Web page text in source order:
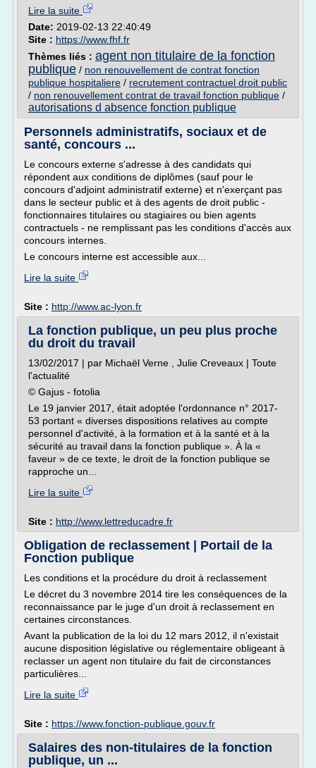
Lire la suite
Date: 2019-02-13 22:40:49
Site : https://www.fhf.fr
Thèmes liés : agent non titulaire de la fonction
publique / non renouvellement de contrat fonction
publique hospitaliere / recrutement contractuel droit public
/ non renouvellement contrat de travail fonction publique /
autorisations d absence fonction publique
Personnels administratifs, sociaux et de
santé, concours ...
Le concours externe s'adresse à des candidats qui
répondent aux conditions de diplômes (sauf pour le
concours d'adjoint administratif externe) et n'exerçant pas
dans le secteur public et à des agents de droit public -
fonctionnaires titulaires ou stagiaires ou bien agents
contractuels - ne remplissant pas les conditions d'accès aux
concours internes.
Le concours interne est accessible aux...
Lire la suite
Site : http://www.ac-lyon.fr
La fonction publique, un peu plus proche
du droit du travail
13/02/2017 | par Michaël Verne , Julie Creveaux | Toute
l'actualité
© Gajus - fotolia
Le 19 janvier 2017, était adoptée l'ordonnance n° 2017-
53 portant « diverses dispositions relatives au compte
personnel d'activité, à la formation et à la santé et à la
sécurité au travail dans la fonction publique ». À la «
faveur » de ce texte, le droit de la fonction publique se
rapproche un...
Lire la suite
Site : http://www.lettreducadre.fr
Obligation de reclassement | Portail de la
Fonction publique
Les conditions et la procédure du droit à reclassement
Le décret du 3 novembre 2014 tire les conséquences de la
reconnaissance par le juge d'un droit à reclassement en
certaines circonstances.
Avant la publication de la loi du 12 mars 2012, il n'existait
aucune disposition législative ou réglementaire obligeant à
reclasser un agent non titulaire du fait de circonstances
particulières...
Lire la suite
Site : https://www.fonction-publique.gouv.fr
Salaires des non-titulaires de la fonction
publique, un ...